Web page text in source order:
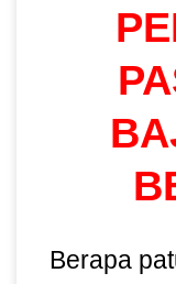
Berapa